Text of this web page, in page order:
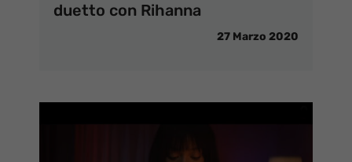
duetto con Rihanna
27 Marzo 2020